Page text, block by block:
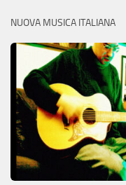
NUOVA MUSICA ITALIANA